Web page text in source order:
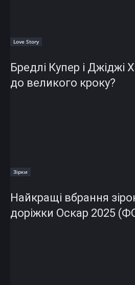
Love Story
Бредлі Купер і Джіджі
до великого кроку?
Зірки
Найкращі вбрання
доріжки Оскар 2025